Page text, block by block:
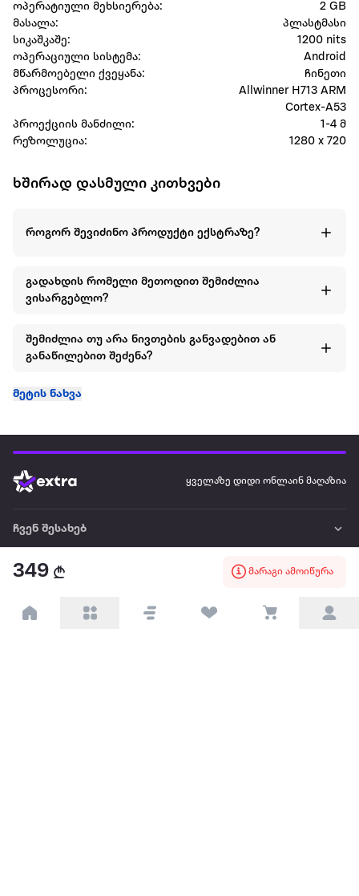
349 მარაგი ამოიწურა
ოპერატიული მეხსიერება:
2 GB
მასალა:
პლასტმასი
სიკაშკაშე:
1200 nits
ოპერაციული სისტემა:
Android
მწარმოებელი ქვეყანა:
ჩინეთი
პროცესორი:
Allwinner H713 ARM
Cortex-A53
პროექციის მანძილი:
1-4 მ
რეზოლუცია:
1280 x 720
ხშირად დასმული კითხვები
როგორ შევიძინო პროდუქტი ექსტრაზე?
გადახდის რომელი მეთოდით შემიძლია
ვისარგებლო?
შემიძლია თუ არა ნივთების განვადებით ან
განაწილებით შეძენა?
მეტის ნახვა
ყველაზე დიდი ონლაინ მაღაზია
ჩვენ შესახებ
წესები და პირობები
პარტნიორებისთვის